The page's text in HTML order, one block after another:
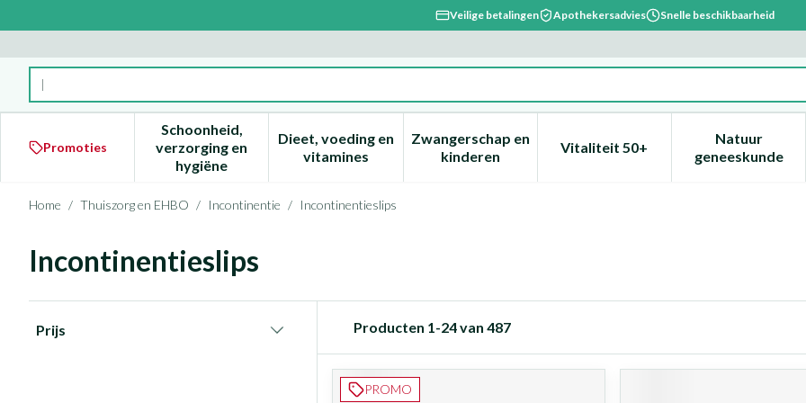
Veilige betalingen Apothekersadvies Snelle beschikbaarheid
Product, merk, categorie...
Promoties
Schoonheid,
verzorging en
hygiëne
Toon submenu voor Schoonheid, verzorging en hygiëne categorie
Dieet, voeding en
vitaminesToon submenu voor Dieet, voeding en vitamines categorie
Zwangerschap en
kinderenToon submenu voor Zwangerschap en kinderen
Vitaliteit 50+Toon submenu voor Vitaliteit
Natuur
geneeskunde
Toon
Home / Thuiszorg en EHBO / Incontinentie / Incontinentieslips
Incontinentieslips
Prijs
Producten 1-24van 487
PROMO